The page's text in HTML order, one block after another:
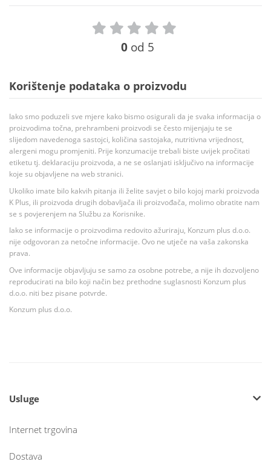
0 od 5
Korištenje podataka o proizvodu
Iako smo poduzeli sve mjere kako bismo osigurali da je svaka informacija o
proizvodima točna, prehrambeni proizvodi se često mijenjaju te se
slijedom navedenoga sastojci, količina sastojaka, nutritivna vrijednost,
alergeni mogu promjeniti. Prije konzumacije trebali biste uvijek pročitati
etiketu tj. deklaraciju proizvoda, a ne se oslanjati isključivo na informacije
koje su objavljene na web stranici.
Ukoliko imate bilo kakvih pitanja ili želite savjet o bilo kojoj marki proizvoda
K Plus, ili proizvoda drugih dobavljača ili proizvođača, molimo obratite nam
se s povjerenjem na Službu za Korisnike.
Iako se informacije o proizvodima redovito ažuriraju, Konzum plus d.o.o.
nije odgovoran za netočne informacije. Ovo ne utječe na vaša zakonska
prava.
Ove informacije objavljuju se samo za osobne potrebe, a nije ih dozvoljeno
reproducirati na bilo koji način bez prethodne suglasnosti Konzum plus
d.o.o. niti bez pisane potvrde.
Konzum plus d.o.o.
Usluge
Internet trgovina
Dostava